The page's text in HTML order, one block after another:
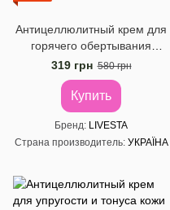
Антицеллюлитный крем для
горячего обертывания
LIVESTA Sculpt Line, 300 мл
319 грн 580 грн
Купить
Бренд LIVESTA
Страна производитель УКРАЇНА